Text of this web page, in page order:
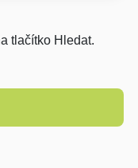
tlačítko Hledat.